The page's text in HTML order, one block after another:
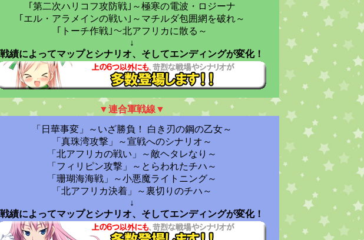
｢第二次ハリコフ攻防戦｣～極寒の電波・ロジーナ
｢エル・アラメインの戦い｣～マチルダ包囲網を破れ～
｢トーチ作戦｣～北アフリカに散る～
↓
戦績によってマップとシナリオ、そしてエンディングが変化！
▼連合軍戦線▼
「日華事変」～いざ勝負！ 白き刃の鋼の乙女～
「真珠湾攻撃」～宣戦へのシナリオ～
「北アフリカの戦い」～敵ヘタレなり～
「フィリピン攻撃」～とらわれたチハ～
「珊瑚海海戦」～小悪魔ライトニング～
「北アフリカ決着」～裏切りのチハ～
↓
戦績によってマップとシナリオ、そしてエンディングが変化！